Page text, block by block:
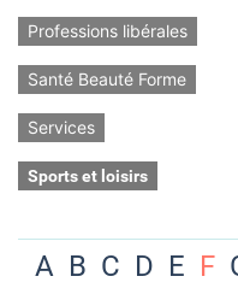
Professions libérales
Santé Beauté Forme
Services
Sports et loisirs
A B C D E F